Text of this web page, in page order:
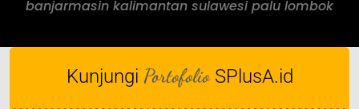
banjarmasin kalimantan sulawesi palu lombok
Kunjungi Portofolio SPlusA.id